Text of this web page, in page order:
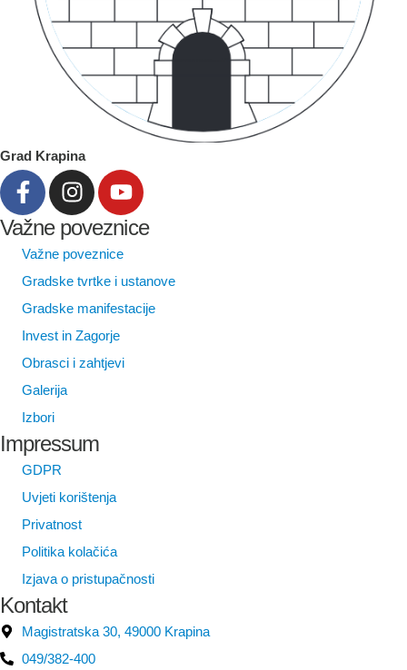
Grad Krapina
Važne poveznice
Važne poveznice
Gradske tvrtke i ustanove
Gradske manifestacije
Invest in Zagorje
Obrasci i zahtjevi
Galerija
Izbori
Impressum
GDPR
Uvjeti korištenja
Privatnost
Politika kolačića
Izjava o pristupačnosti
Kontakt
Magistratska 30, 49000 Krapina
049/382-400